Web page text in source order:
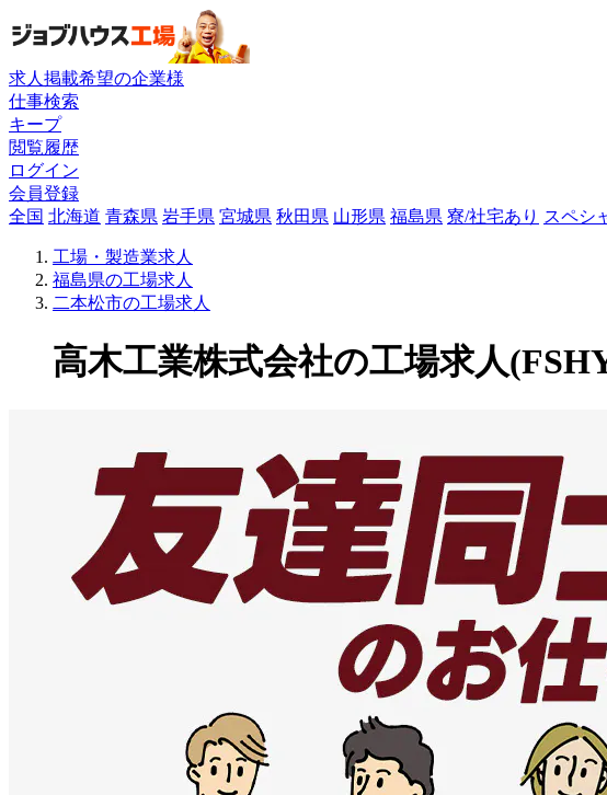
求人掲載希望の企業様
仕事検索
キープ
閲覧履歴
ログイン
会員登録
全国 北海道 青森県 岩手県 宮城県 秋田県 山形県 福島県 寮/社宅あり スペシ
工場・製造業求人
福島県の工場求人
二本松市の工場求人
高木工業株式会社の工場求人